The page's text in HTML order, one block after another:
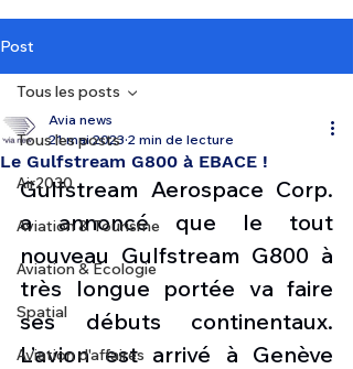
Post
Tous les posts
Air2030
Aviation & Tourisme
Aviation & Ecologie
Spatial
Aviation d'affaires
Tous les posts
Le Gulfstream G800 à EBACE !
Avia news
21 mai 2023 2 min de lecture
Gulfstream Aerospace Corp.
a annoncé que le tout
nouveau Gulfstream G800 à
très longue portée va faire
ses débuts continentaux.
L’avion est arrivé à Genève